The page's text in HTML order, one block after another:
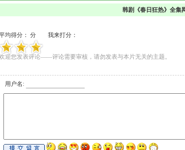
韩剧《春日狂热》全集